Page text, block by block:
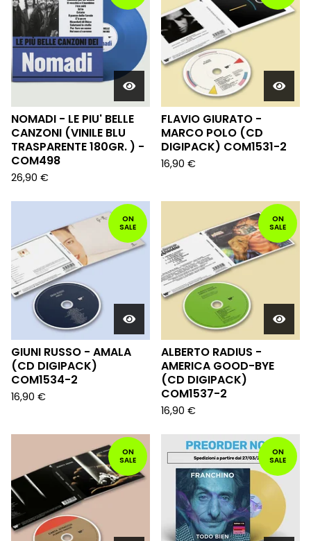
NOMADI - LE PIU' BELLE
CANZONI (VINILE BLU
TRASPARENTE 180GR. ) -
COM498
26,90 €
FLAVIO GIURATO -
MARCO POLO (CD
DIGIPACK) COM1531-2
16,90 €
ON
SALE
GIUNI RUSSO - AMALA
(CD DIGIPACK)
COM1534-2
16,90 €
ON
SALE
ALBERTO RADIUS -
AMERICA GOOD-BYE
(CD DIGIPACK)
COM1537-2
16,90 €
ON
SALE
ON
SALE